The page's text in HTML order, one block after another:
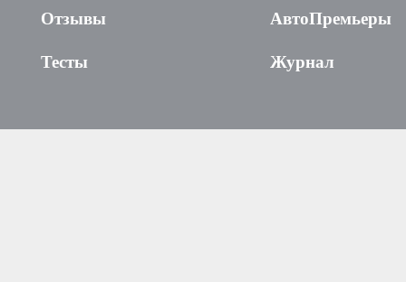
Отзывы
Тесты
АвтоПремьеры
Журнал